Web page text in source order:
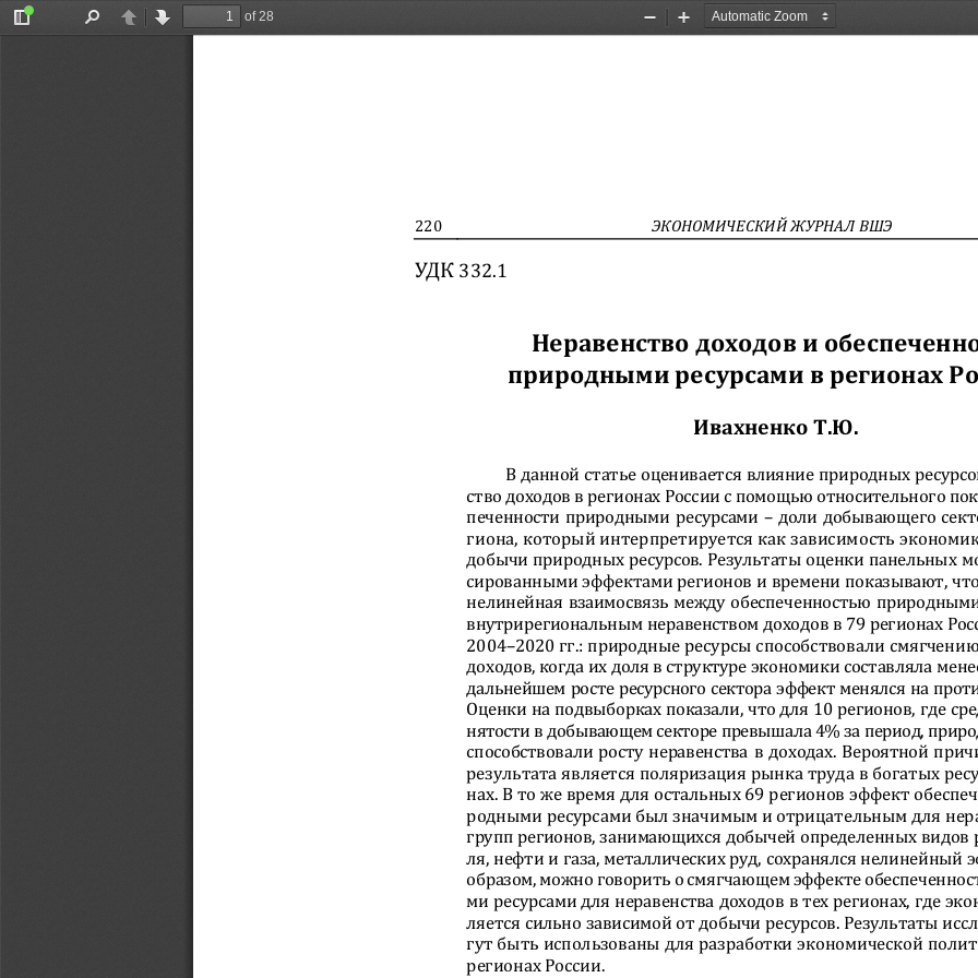
Toggle
PreviousNext
of 28
Zoom
Zoom
220 ЭКОНОМИЧЕСКИЙ ЖУРНАЛ ВШЭ
УДК 332.1
Неравенство доходов и
природными ресурсами в регионах
Ивахненко Т.Ю.
В данной статье оценивается влияние природных
ство доходов в регионах России с помощью относительного
печенности природными ресурсами – доли добывающего
гиона, который интерпретируется как зависимость
добычи природных ресурсов. Результаты оценки панельных
сированными эффектами регионов и времени показывают,
нелинейная взаимосвязь между обеспеченностью
внутрирегиональным неравенством доходов в 79 регионах
2004–2020 гг.: природные ресурсы способствовали
доходов, когда их доля в структуре экономики составляла
дальнейшем росте ресурсного сектора эффект менялся на
Оценки на подвыборках показали, что для 10 регионов, где
нятости в добывающем секторе превышала 4% за период,
способствовали росту неравенства в доходах. Вероятной
результата является поляризация рынка труда в богатых
нах. В то же время для остальных 69 регионов эффект
родными ресурсами был значимым и отрицательным для
групп регионов, занимающихся добычей определенных видов
ля, нефти и газа, металлических руд, сохранялся нелинейный
образом, можно говорить о смягчающем эффекте
ми ресурсами для неравенства доходов в тех регионах, где
ляется сильно зависимой от добычи ресурсов. Результаты
гут быть использованы для разработки экономической
регионах России.